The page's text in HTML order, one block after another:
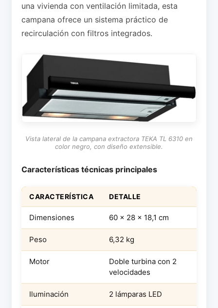
una vivienda con ventilación limitada, esta
campana ofrece un sistema práctico de
recirculación con filtros integrados.
Vista lateral de la campana extractora TEKA TL 6310 en
color negro, con diseño extensible.
Características técnicas principales
CARACTERÍSTICA DETALLE
Dimensiones 60 x 28 x 18,1 cm
Peso 6,32 kg
Motor
Doble turbina con 2
velocidades
Iluminación 2 lámparas LED